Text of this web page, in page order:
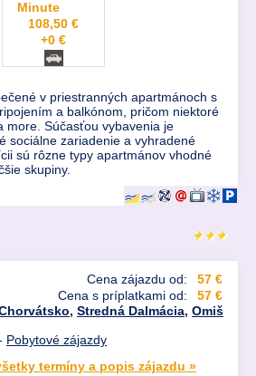
Minute
108,50 €
+0 €
v priestranných apartmánoch s
a balkónom, pričom niektoré
more. Súčasťou vybavenia je
sociálne zariadenie a vyhradené
sú rôzne typy apartmánov vhodné
skupiny.
Cena zájazdu od:
57 €
Cena s príplatkami od:
57 €
, Stredná Dalmácia, Omiš
Pobytové zájazdy
termíny a popis zájazdu »